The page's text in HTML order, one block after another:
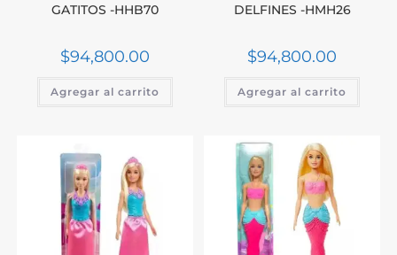
GATITOS -HHB70
$94,800.00
Agregar al carrito
DELFINES -HMH26
$94,800.00
Agregar al carrito